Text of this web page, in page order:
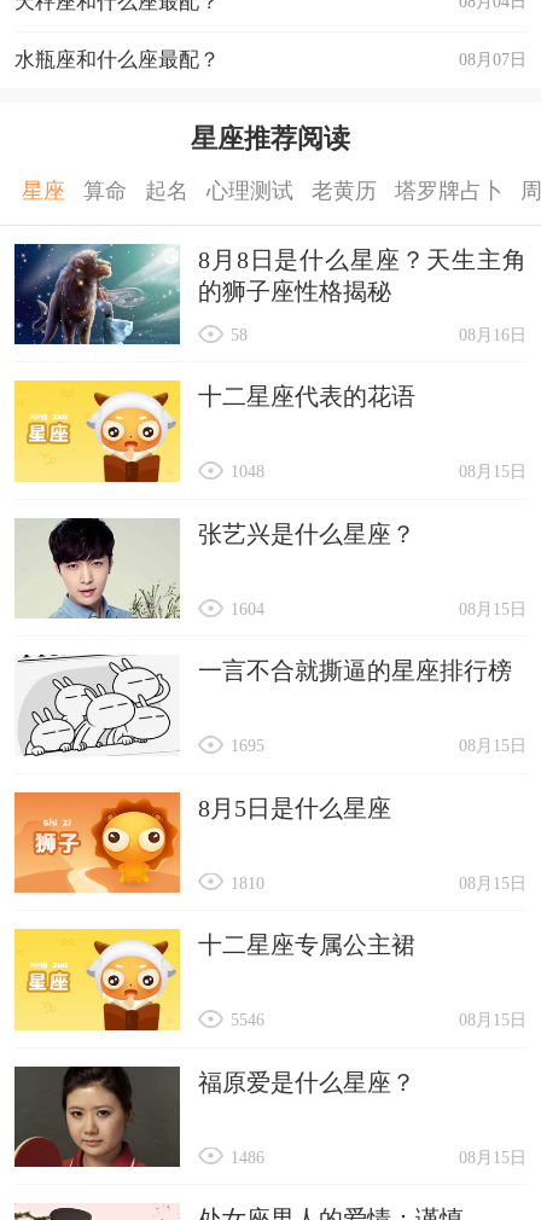
08月07日
水瓶座和什么座最配？
星座推荐阅读
星座 算命 起名 心理测试 老黄历 塔罗牌占卜
8月8日是什么星座？天生主角
的狮子座性格揭秘
08月16日
58
十二星座代表的花语
08月15日
1048
张艺兴是什么星座？
08月15日
1604
一言不合就撕逼的星座排行榜
08月15日
1695
8月5日是什么星座
08月15日
1810
十二星座专属公主裙
08月15日
5546
福原爱是什么星座？
08月15日
1486